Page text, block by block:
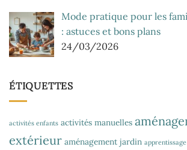
Mode pratique pour les
: astuces et bons plans
24/03/2026
ÉTIQUETTES
activités enfants activités manuelles
extérieur aménagement jardin apprentissage